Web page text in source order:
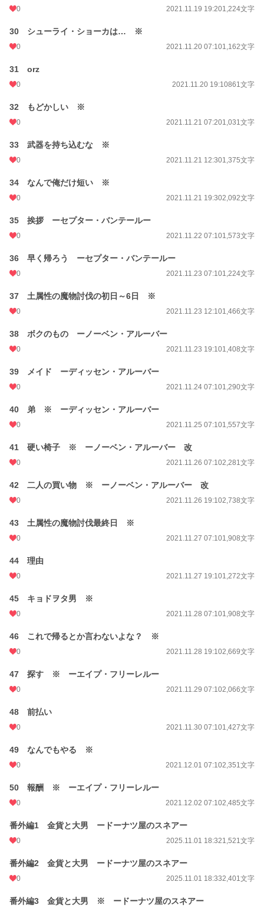
0 2021.11.19 19:201,224文字
30 シューライ・ショーカは… ※
0 2021.11.20 07:101,162文字
31 orz
0 2021.11.20 19:10861文字
32 もどかしい ※
0 2021.11.21 07:201,031文字
33 武器を持ち込むな ※
0 2021.11.21 12:301,375文字
34 なんで俺だけ短い ※
0 2021.11.21 19:302,092文字
35 挨拶 ーセプター・バンテールー
0 2021.11.22 07:101,573文字
36 早く帰ろう ーセプター・バンテールー
0 2021.11.23 07:101,224文字
37 土属性の魔物討伐の初日～6日 ※
0 2021.11.23 12:101,466文字
38 ボクのもの ーノーベン・アルーバー
0 2021.11.23 19:101,408文字
39 メイド ーディッセン・アルーバー
0 2021.11.24 07:101,290文字
40 弟 ※ ーディッセン・アルーバー
0 2021.11.25 07:101,557文字
41 硬い椅子 ※ ーノーベン・アルーバー 改
0 2021.11.26 07:102,281文字
42 二人の買い物 ※ ーノーベン・アルーバー 改
0 2021.11.26 19:102,738文字
43 土属性の魔物討伐最終日 ※
0 2021.11.27 07:101,908文字
44 理由
0 2021.11.27 19:101,272文字
45 キョドヲタ男 ※
0 2021.11.28 07:101,908文字
46 これで帰るとか言わないよな？ ※
0 2021.11.28 19:102,669文字
47 探す ※ ーエイプ・フリーレルー
0 2021.11.29 07:102,066文字
48 前払い
0 2021.11.30 07:101,427文字
49 なんでもやる ※
0 2021.12.01 07:102,351文字
50 報酬 ※ ーエイプ・フリーレルー
0 2021.12.02 07:102,485文字
番外編1 金貨と大男 ードーナツ屋のスネアー
0 2025.11.01 18:321,521文字
番外編2 金貨と大男 ードーナツ屋のスネアー
0 2025.11.01 18:332,401文字
番外編3 金貨と大男 ※ ードーナツ屋のスネアー